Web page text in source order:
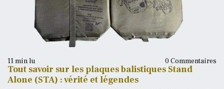
11 min lu 0 Commentaires
Tout savoir sur les plaques balistiques Stand
Alone (STA) : vérité et légendes